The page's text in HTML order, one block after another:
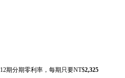
12期分期零利率，每期只要NT$2,325